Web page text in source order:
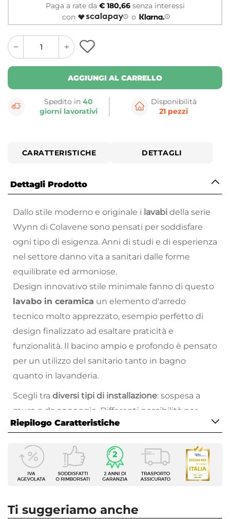
Paga a rate da € 180,66senza interessi
con
o
quantity
button
quantity
minus
button
AGGIUNGI AL CARRELLO
Spedito in 40
giorni lavorativi
Disponibilità
21 pezzi
CARATTERISTICHE DETTAGLI
Dettagli Prodotto
Dallo stile moderno e originale i lavabi della serie
Wynn di Colavene sono pensati per soddisfare
ogni tipo di esigenza. Anni di studi e di esperienza
nel settore danno vita a sanitari dalle forme
equilibrate ed armoniose.
Design innovativo stile minimale fanno di questo
lavabo in ceramica un elemento d'arredo
tecnico molto apprezzato, esempio perfetto di
design finalizzato ad esaltare praticità e
funzionalità. Il bacino ampio e profondo è pensato
per un utilizzo del sanitario tanto in bagno
quanto in lavanderia.
Scegli tra diversi tipi di installazione: sospesa a
muro o da appoggio. Differenti possibilità per
dare vita a bagni in stile diverso e sempre
L'ampio bacino di questolavabo in ceramica
quotidiano. Caratteristica molto apprezzata
Riepilogo Caratteristiche
Caratteristiche
Tipologia
Lavatoio
Ti suggeriamo anche